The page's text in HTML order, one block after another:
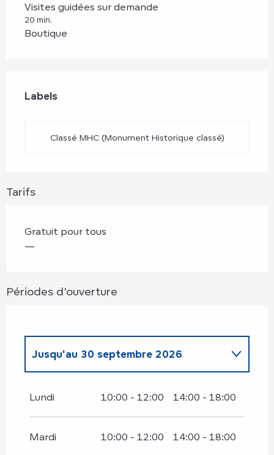
Visites guidées sur demande
20 min.
Boutique
Labels
Labels
Classé MHC (Monument Historique classé)
Tarifs
Gratuit pour tous
—
Périodes d'ouverture
Jusqu'au 30 septembre 2026
Du1 octobre 2026au31 décembre
Lundi 10:00 - 12:00 14:00 - 18:00
Mardi 10:00 - 12:00 14:00 - 18:00